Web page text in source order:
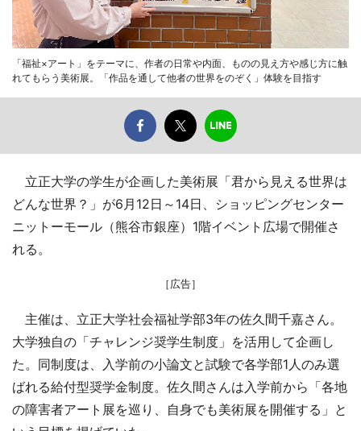
「福祉×アート」をテーマに、作者の日常や内面、ものの見え方や感じ方に触
れてもらう美術展。「作品を通して他者の世界をのぞく」体験を目指す
立正大学の学生が企画した美術展「君から見える世界は
どんな世界？」が6月12日～14日、ショッピングセンター
ニットーモール（熊谷市銀座）1階イベント広場で開催さ
れる。
［広告］
主催は、立正大学社会福祉学部3年の佐久間千嘉さん。
大学独自の「チャレンジ奨学生制度」を活用して企画し
た。同制度は、入学前の小論文と試験で各学部1人のみ選
ばれる給付型奨学金制度。佐久間さんは入学前から「各地
の障害者アート展を巡り、自身でも美術展を開催する」と